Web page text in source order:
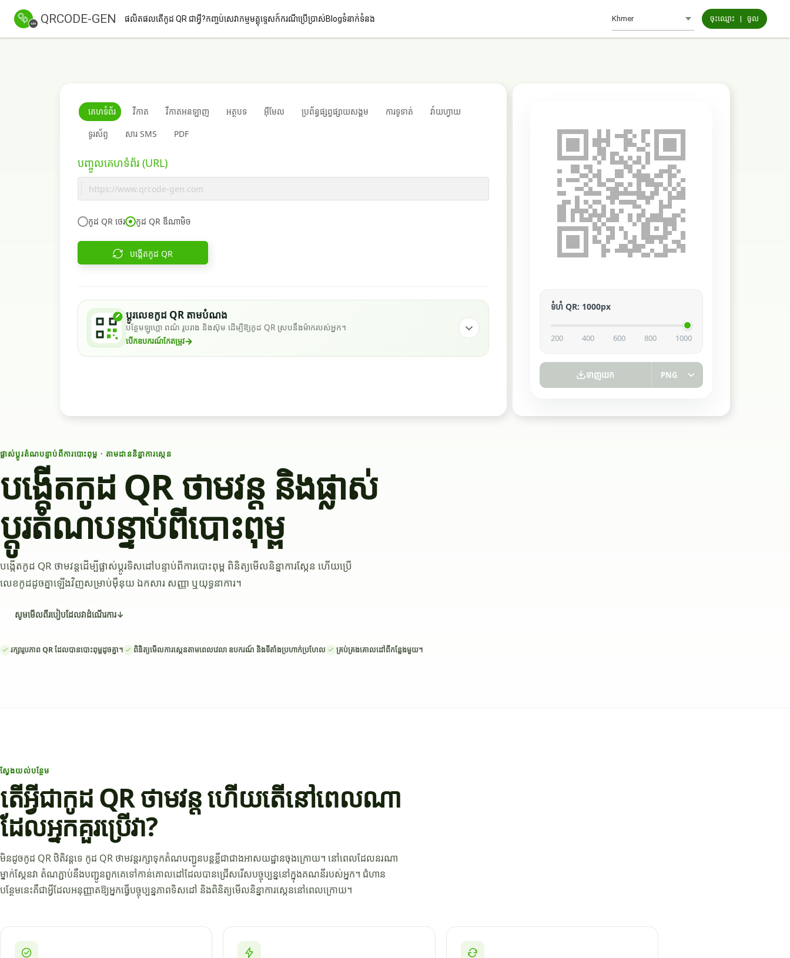
QRCODE-GEN ផលិតផលតើកូដ QR ជាអ្វី?កញ្ចប់សេវាកម្មមគ្គុទ្ទេសក៍ករណីប្រើប្រាស់Blogទំនាក់ទំនង ចុះឈ្មោះ | ចូល
គេហទំព័រ វីកាត វីកាតអនឡាញ អត្ថបទ អ៊ីមែល ប្រព័ន្ធផ្សព្វផ្សាយសង្គម ការទូទាត់
វ៉ាយហ្វាយ
ទូរស័ព្ទ
សារ SMS PDF
បញ្ចូលគេហទំព័រ (URL)
កូដ QR ថេរ កូដ QR ឌីណាមិច
បង្កើតកូដ QR
ប្តូរលេខកូដ QR តាមបំណង
បន្ថែមឡូហ្គោ ពណ៌ រូបរាង និងស៊ុម ដើម្បីឱ្យកូដ QR ស្របនឹងម៉ាករបស់អ្នក។
បើកឧបករណ៍កែតម្រូវ→
ទំហំ QR: 1000px
200 400 600 800 1000
ទាញយក PNG
ផ្លាស់ប្តូរតំណបន្ទាប់ពីការបោះពុម្ព · តាមដាននិន្នាការស្កេន
បង្កើតកូដ QR ថាមវន្ត និងផ្លាស់
ប្តូរតំណបន្ទាប់ពីបោះពុម្ព
បង្កើតកូដ QR ថាមវន្តដើម្បីផ្លាស់ប្តូរទិសដៅបន្ទាប់ពីការបោះពុម្ព ពិនិត្យមើលនិន្នាការស្កែន ហើយប្រើ
លេខកូដដូចគ្នាឡើងវិញសម្រាប់ម៉ឺនុយ ឯកសារ សញ្ញា ឬយុទ្ធនាការ។
សូមមើលពីរបៀបដែលវាដំណើរការ↓
រក្សារូបភាព QR ដែលបានបោះពុម្ពដូចគ្នា។ ពិនិត្យមើលការស្កេនតាមពេលវេលា ឧបករណ៍ និងទីតាំងប្រហាក់ប្រហែល គ្រប់គ្រងគោលដៅពីកន្លែងមួយ។
ស្វែងយល់បន្ថែម
តើអ្វីជាកូដ QR ថាមវន្ត ហើយតើនៅពេលណា
ដែលអ្នកគួរប្រើវា?
មិនដូចកូដ QR ឋិតិវន្តទេ កូដ QR ថាមវន្តរក្សាទុកតំណបញ្ជូនបន្តខ្លីជាជាងអាសយដ្ឋានចុងក្រោយ។ នៅពេលដែលនរណា
ម្នាក់ស្កែនវា តំណភ្ជាប់នឹងបញ្ជូនពួកគេទៅកាន់គោលដៅដែលបានជ្រើសរើសបច្ចុប្បន្ននៅក្នុងគណនីរបស់អ្នក។ ជំហាន
បន្ថែមនេះគឺជាអ្វីដែលអនុញ្ញាតឱ្យអ្នកធ្វើបច្ចុប្បន្នភាពទិសដៅ និងពិនិត្យមើលនិន្នាការស្កេននៅពេលក្រោយ។